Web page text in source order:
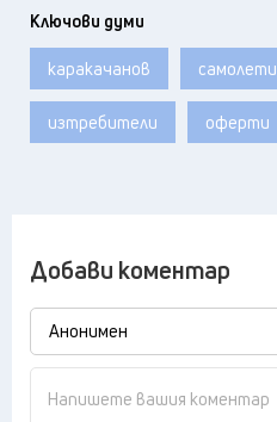
Ключови думи
каракачанов самолети
изтребители оферти
Добави коментар